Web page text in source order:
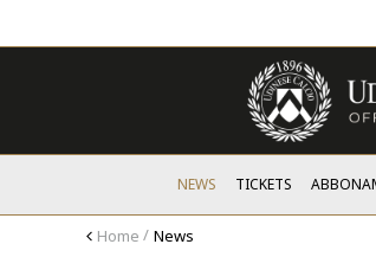
NEWS TICKETS
Home News